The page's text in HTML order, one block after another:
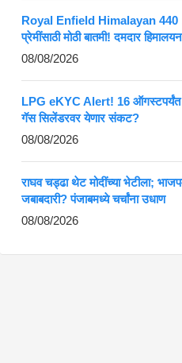
Royal Enfield Himalayan 440
प्रेमींसाठी मोठी बातमी! दमदार
08/08/2026
LPG eKYC Alert! 16 ऑगस्टपर्यंत
गॅस सिलेंडरवर येणार संकट?
08/08/2026
राघव चड्ढा थेट मोदींच्या भेटीला;
जबाबदारी? पंजाबमध्ये चर्चांना उधाण
08/08/2026